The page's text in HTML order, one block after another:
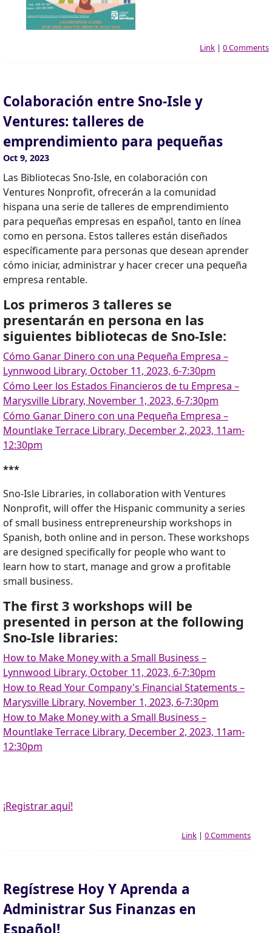
Link | 0 Comments
Colaboración entre Sno-Isle y
Ventures: talleres de
emprendimiento para pequeñas
Oct 9, 2023
Las Bibliotecas Sno-Isle, en colaboración con
Ventures Nonprofit, ofrecerán a la comunidad
hispana una serie de talleres de emprendimiento
para pequeñas empresas en español, tanto en línea
como en persona. Estos talleres están diseñados
específicamente para personas que desean aprender
cómo iniciar, administrar y hacer crecer una pequeña
empresa rentable.
Los primeros 3 talleres se
presentarán en persona en las
siguientes bibliotecas de Sno-Isle:
Cómo Ganar Dinero con una Pequeña Empresa –
Lynnwood Library, October 11, 2023, 6-7:30pm
Cómo Leer los Estados Financieros de tu Empresa –
Marysville Library, November 1, 2023, 6-7:30pm
Cómo Ganar Dinero con una Pequeña Empresa –
Mountlake Terrace Library, December 2, 2023, 11am-
12:30pm
***
Sno-Isle Libraries, in collaboration with Ventures
Nonprofit, will offer the Hispanic community a series
of small business entrepreneurship workshops in
Spanish, both online and in person. These workshops
are designed specifically for people who want to
learn how to start, manage and grow a profitable
small business.
The first 3 workshops will be
presented in person at the following
Sno-Isle libraries:
How to Make Money with a Small Business –
Lynnwood Library, October 11, 2023, 6-7:30pm
How to Read Your Company's Financial Statements –
Marysville Library, November 1, 2023, 6-7:30pm
How to Make Money with a Small Business –
Mountlake Terrace Library, December 2, 2023, 11am-
12:30pm
¡Registrar aquí!
Link | 0 Comments
Regístrese Hoy Y Aprenda a
Administrar Sus Finanzas en
Español!